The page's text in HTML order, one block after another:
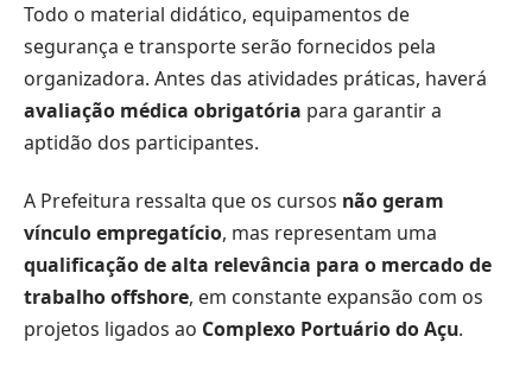
Todo o material didático, equipamentos de
segurança e transporte serão fornecidos pela
organizadora. Antes das atividades práticas, haverá
avaliação médica obrigatória para garantir a
aptidão dos participantes.
A Prefeitura ressalta que os cursos não geram
vínculo empregatício, mas representam uma
qualificação de alta relevância para o mercado de
trabalho offshore, em constante expansão com os
projetos ligados ao Complexo Portuário do Açu.